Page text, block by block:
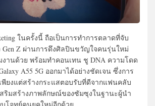
ในครั้งนี้ ถือเป็นการทำการตลาดที่จับ
Gen Z ผ่านการดึงศิลปินขวัญใจคนรุ่นใหม่
งานด้วย พร้อมทำคอนเทน ชู DNA ความโดด
A55 5G ออกมาได้อย่างชัดเจน ซึ่งการ
พียงแต่สร้างกระแสตอบรับที่ดีจากแฟนคลับ
ริมสร้างภาพลักษณ์ของซัมซุงในฐานะผู้นำ